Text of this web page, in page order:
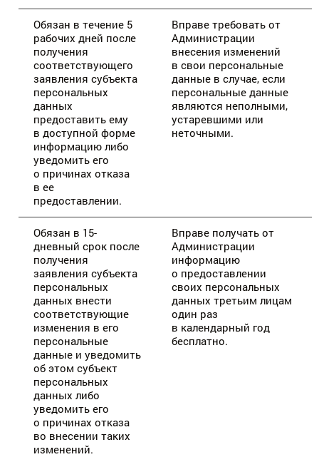
Обязан в течение 5
рабочих дней после
получения
соответствующего
заявления субъекта
персональных
данных
предоставить ему
в доступной форме
информацию либо
уведомить его
о причинах отказа
в ее
предоставлении.
Вправе требовать от
Администрации
внесения изменений
в свои персональные
данные в случае, если
персональные данные
являются неполными,
устаревшими или
неточными.
Обязан в 15-
дневный срок после
получения
заявления субъекта
персональных
данных внести
соответствующие
изменения в его
персональные
данные и уведомить
об этом субъект
персональных
данных либо
уведомить его
о причинах отказа
во внесении таких
изменений.
Вправе получать от
Администрации
информацию
о предоставлении
своих персональных
данных третьим лицам
один раз
в календарный год
бесплатно.